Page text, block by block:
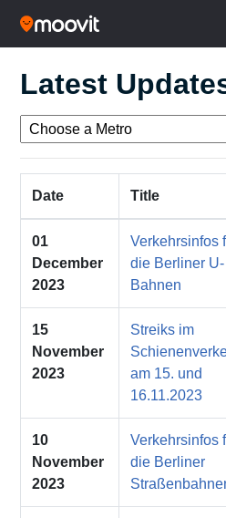
Latest
Date Title
01
December
2023
Verkehrsinfos
die Berliner U-
Bahnen
15
November
2023
Streiks im
am 15. und
16.11.2023
10
November
2023
Verkehrsinfos
die Berliner